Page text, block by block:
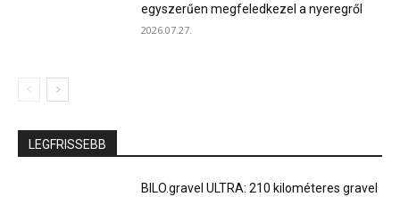
egyszerűen megfeledkezel a nyeregről
2026.07.27.
LEGFRISSEBB
BILO.gravel ULTRA: 210 kilométeres gravel